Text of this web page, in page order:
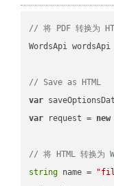
// 将 PDF 转换为
WordsApi wordsApi
// Save as HTML
var
var request = new
// 将 HTML 转换为
string name =